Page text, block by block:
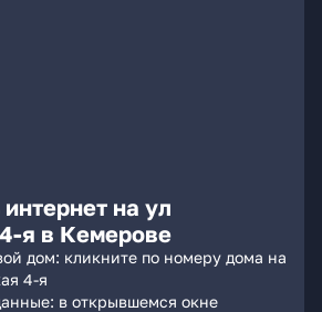
на ул
я в Кемерове
дом: кликните по номеру дома на
4-я
в открывшемся окне